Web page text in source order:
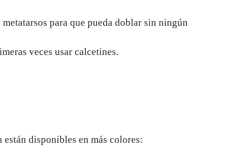
para que pueda doblar sin ningún
veces usar calcetines.
disponibles en más colores: